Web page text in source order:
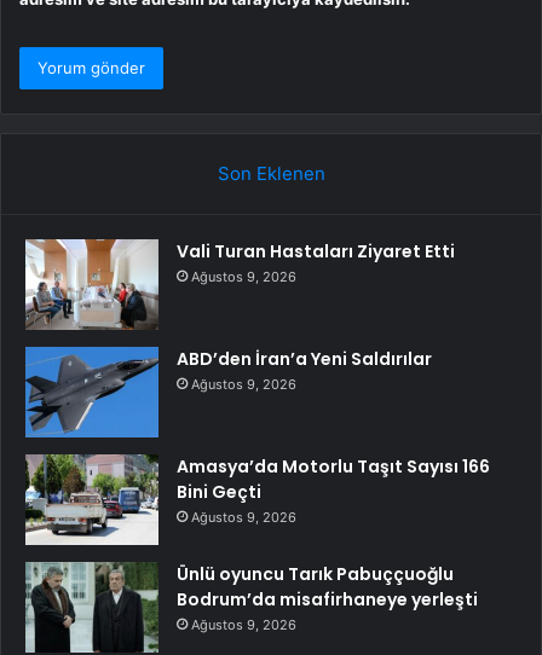
Son Eklenen
Vali Turan Hastaları Ziyaret Etti
Ağustos 9, 2026
ABD’den İran’a Yeni Saldırılar
Ağustos 9, 2026
Amasya’da Motorlu Taşıt Sayısı 166
Bini Geçti
Ağustos 9, 2026
Ünlü oyuncu Tarık Pabuççuoğlu
Bodrum’da misafirhaneye yerleşti
Ağustos 9, 2026